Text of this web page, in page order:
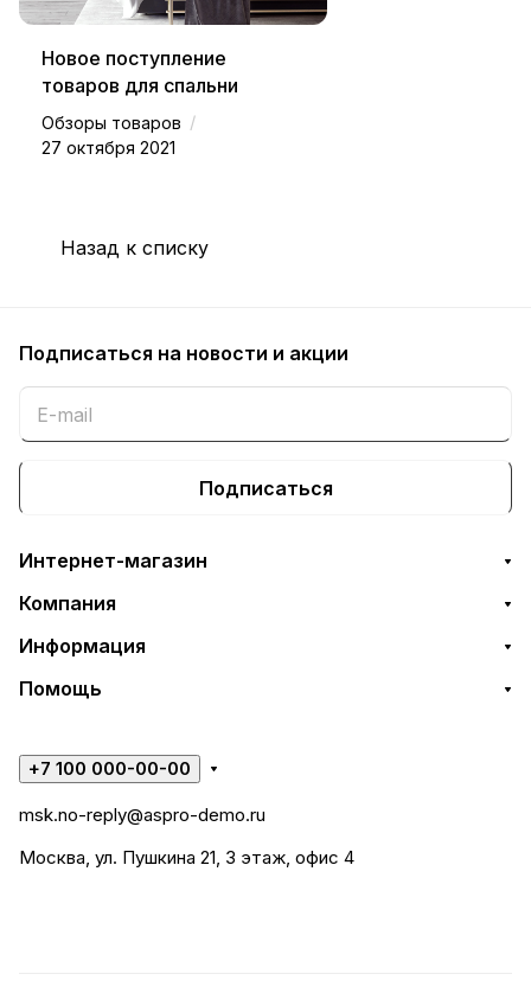
Новое поступление
товаров для спальни
Обзоры товаров /
27 октября 2021
Назад к списку
Подписаться на новости и акции
Подписаться
Интернет-магазин
Компания
Информация
Помощь
+7 100 000-00-00
msk.no-reply@aspro-demo.ru
Москва, ул. Пушкина 21, 3 этаж, офис 4